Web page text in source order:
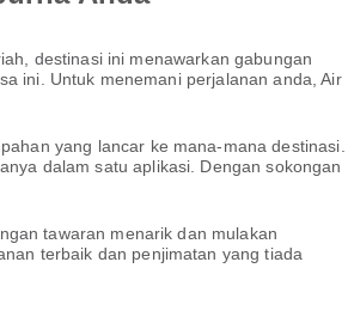
destinasi ini menawarkan gabungan
ini. Untuk menemani perjalanan anda, Air
yang lancar ke mana-mana destinasi.
dalam satu aplikasi. Dengan sokongan
tawaran menarik dan mulakan
terbaik dan penjimatan yang tiada